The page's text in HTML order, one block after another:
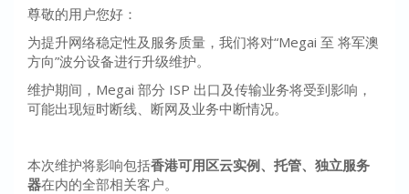
尊敬的用户您好：
为提升网络稳定性及服务质量，我们将对“Megai 至 将军澳
方向”波分设备进行升级维护。
维护期间，Megai 部分 ISP 出口及传输业务将受到影响，
可能出现短时断线、断网及业务中断情况。
本次维护将影响包括香港可用区云实例、托管、独立服务
器在内的全部相关客户。